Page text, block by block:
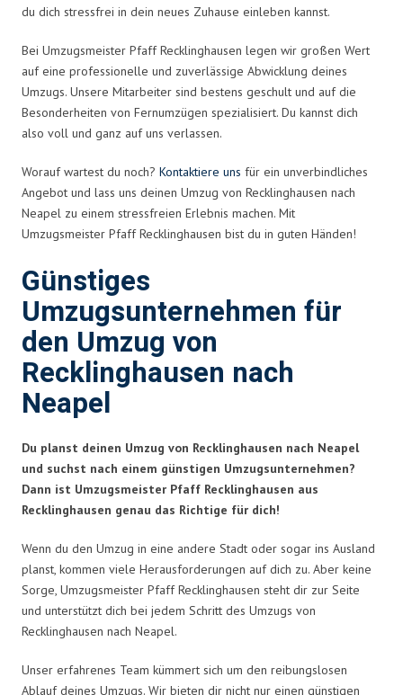
du dich stressfrei in dein neues Zuhause einleben kannst.
Bei Umzugsmeister Pfaff Recklinghausen legen wir großen Wert
auf eine professionelle und zuverlässige Abwicklung deines
Umzugs. Unsere Mitarbeiter sind bestens geschult und auf die
Besonderheiten von Fernumzügen spezialisiert. Du kannst dich
also voll und ganz auf uns verlassen.
Worauf wartest du noch? Kontaktiere uns für ein unverbindliches
Angebot und lass uns deinen Umzug von Recklinghausen nach
Neapel zu einem stressfreien Erlebnis machen. Mit
Umzugsmeister Pfaff Recklinghausen bist du in guten Händen!
Günstiges
Umzugsunternehmen für
den Umzug von
Recklinghausen nach
Neapel
Du planst deinen Umzug von Recklinghausen nach Neapel
und suchst nach einem günstigen Umzugsunternehmen?
Dann ist Umzugsmeister Pfaff Recklinghausen aus
Recklinghausen genau das Richtige für dich!
Wenn du den Umzug in eine andere Stadt oder sogar ins Ausland
planst, kommen viele Herausforderungen auf dich zu. Aber keine
Sorge, Umzugsmeister Pfaff Recklinghausen steht dir zur Seite
und unterstützt dich bei jedem Schritt des Umzugs von
Recklinghausen nach Neapel.
Unser erfahrenes Team kümmert sich um den reibungslosen
Ablauf deines Umzugs. Wir bieten dir nicht nur einen günstigen